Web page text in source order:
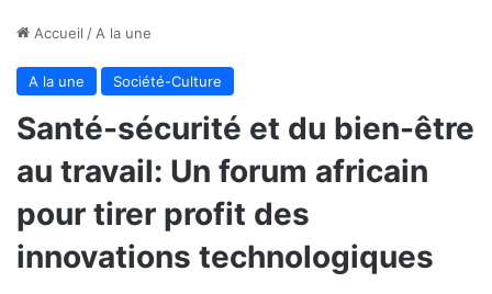
Accueil / A la une
A la une Société-Culture
Santé-sécurité et du bien-être
au travail: Un forum africain
pour tirer profit des
innovations technologiques